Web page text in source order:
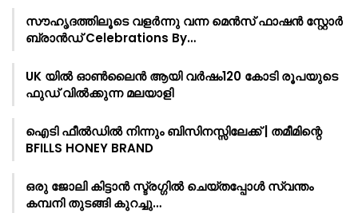
സൗഹൃദത്തിലൂടെ വളർന്നു വന്ന മെൻസ് ഫാഷൻ സ്റ്റോർ
ബ്രാൻഡ് Celebrations By…
UK യിൽ ഓൺലൈൻ ആയി വർഷം120 കോടി രൂപയുടെ
ഫുഡ് വിൽക്കുന്ന മലയാളി
ഐടി ഫീൽഡിൽ നിന്നും ബിസിനസ്സിലേക്ക് | തമീമിന്റെ
BFILLS HONEY BRAND
ഒരു ജോലി കിട്ടാൻ സ്ട്രഗ്ഗിൽ ചെയ്തപ്പോൾ സ്വന്തം
കമ്പനി തുടങ്ങി കുറച്ചു…